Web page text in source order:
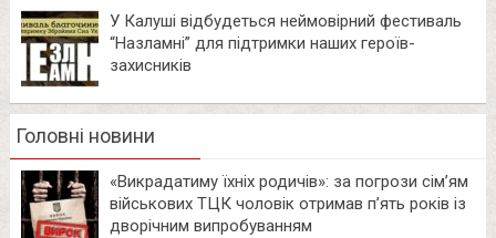
У Калуші відбудеться неймовірний фестиваль
“Назламні” для підтримки наших героїв-
захисників
Головні новини
«Викрадатиму їхніх родичів»: за погрози сім’ям
військових ТЦК чоловік отримав п’ять років із
дворічним випробуванням